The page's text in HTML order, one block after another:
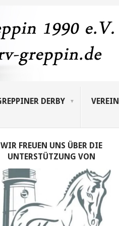
DERBY VEREIN
WIR FREUEN UNS ÜBER DIE
UNTERSTÜTZUNG VON